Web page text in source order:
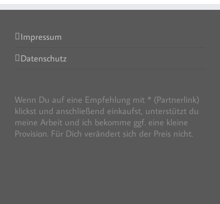
Impressum
Datenschutz
Wenn Du auf eine Empfehlung mit * (Partnerlink)
klickst und anschließend einkaufst, unterstützt du
meine Arbeit und ich bekomme ggf. eine kleine
Provision. Für Dich verändert sich der Preis nicht.